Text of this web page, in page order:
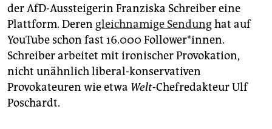
der AfD-Aussteigerin Franziska Schreiber eine
Plattform. Deren gleichnamige Sendunghat auf
YouTube schon fast 16.000 Follower*innen.
Schreiber arbeitet mit ironischer Provokation,
nicht unähnlich liberal-konservativen
Provokateuren wie etwa Welt-Chefredakteur Ulf
Poschardt.